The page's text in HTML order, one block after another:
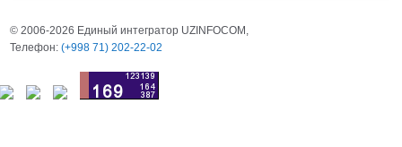
© 2006-2026 Единый интегратор UZINFOCOM,
Телефон:(+998 71) 202-22-02